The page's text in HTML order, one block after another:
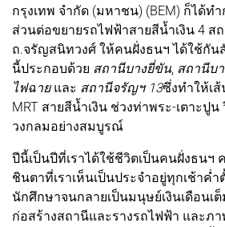
กรุงเทพ จำกัด (มหาชน) (BEM) ก็ได้ท
ส่วนต่อขยายรถไฟฟ้าสายสีน้ำเงิน 4
ถ.จรัญสนิทวงศ์ ให้คนฝั่งธนฯ ได้ใช้กัน
นี้ประกอบด้วย สถานีบางยี่ขัน, สถานีบ
ไฟฉายและ สถานีจรัญฯ 13ซึ่งทำให้เ
MRT สายสีน้ำเงิน ช่วงท่าพระ-เตาะปูน
วงกลมอย่างสมบูรณ์
ปีนี้เป็นปีที่เราได้ใช้ชีวิตเป็นคนฝั่งธนฯ
ชินตาที่เราเห็นเป็นประจำอยู่ทุกเช้าค่
นักศึกษาจนกลายเป็นมนุษย์เงินเดือนเ
ก่อสร้างสถานีและรางรถไฟฟ้า และภ